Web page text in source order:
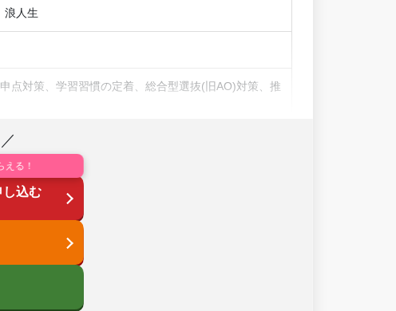
浪人生
点対策、学習習慣の定着、総合型選抜(旧AO)対策、推
にPC・タブレットを利用、オンライン対応、1科目か
る！
し込む